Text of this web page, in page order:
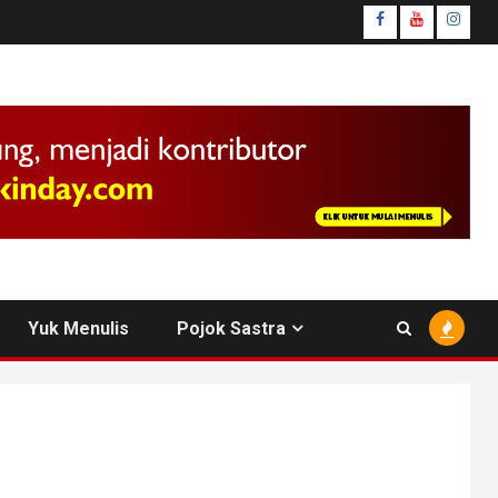
facebook
youtube
Yuk Menulis Pojok Sastra